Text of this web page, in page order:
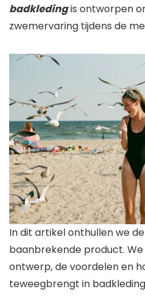
badkledingis ontworpen
zwemervaring tijdens de
In dit artikel onthullen we
baanbrekende product.
ontwerp, de voordelen en
teweegbrengt in